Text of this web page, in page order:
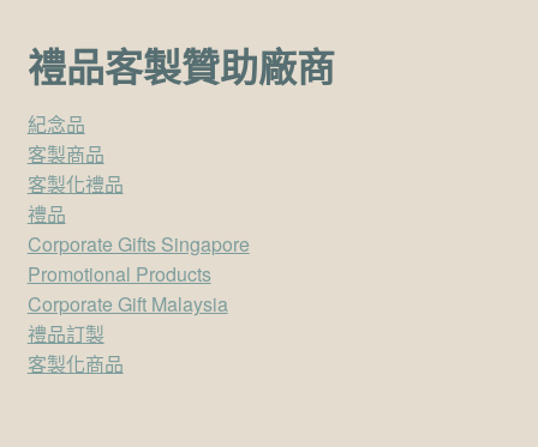
禮品客製贊助廠商
紀念品
客製商品
客製化禮品
禮品
Corporate Gifts Singapore
Promotional Products
Corporate Gift Malaysia
禮品訂製
客製化商品